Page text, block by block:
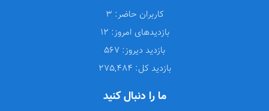
کاربران حاضر:
بازدیدهای امروز:
بازدید دیروز:
بازدید کل:
ما را دنبال کنید